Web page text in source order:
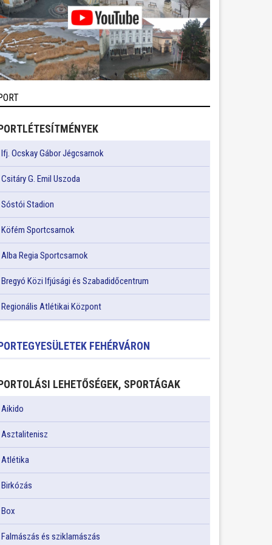
Ifj. Ocskay Gábor Jégcsarnok
Csitáry G. Emil Uszoda
Sóstói Stadion
Köfém Sportcsarnok
Alba Regia Sportcsarnok
Bregyó Közi Ifjúsági és Szabadidőcentrum
Regionális Atlétikai Központ
FEHÉRVÁRON
LEHETŐSÉGEK, SPORTÁGAK
Aikido
Asztalitenisz
Atlétika
Birkózás
Box
Falmászás és sziklamászás